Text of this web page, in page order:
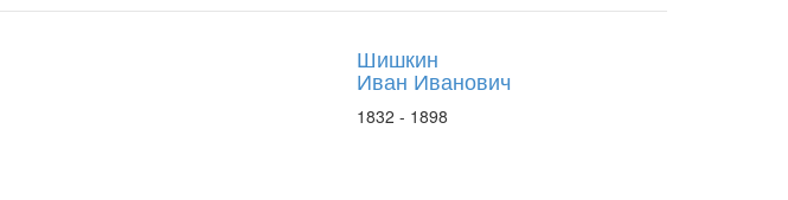
Шишкин
Иван Иванович
1832 - 1898